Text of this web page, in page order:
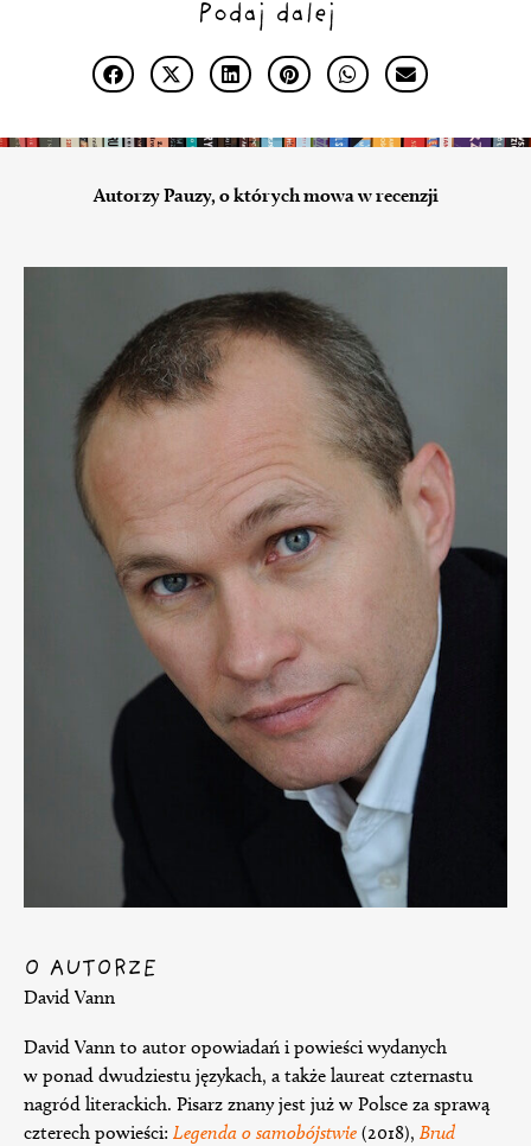
Podaj dalej
Autorzy Pauzy, o których mowa w recenzji
O AUTORZE
David Vann
David Vann to autor opowiadań i powieści wydanych
w ponad dwudziestu językach, a także laureat czternastu
nagród literackich. Pisarz znany jest już w Polsce za sprawą
czterech powieści: Legenda o samobójstwie (2018), Brud